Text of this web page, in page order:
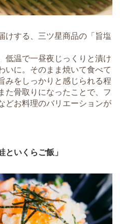
けする、三ツ星商品の「旨塩
低温で一昼夜じっくりと漬け
いに。そのまま焼いて食べて
みをしっかりと感じられる程
た骨取りになったことで、フ
どお料理のバリエーションが
いくらご飯」